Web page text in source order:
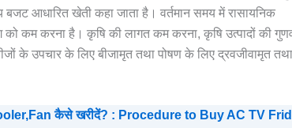
आधारित खेती कहा जाता है। वर्तमान समय में रासायनिक
कम करना है। कृषि की लागत कम करना, कृषि उत्पादों की
के उपचार के लिए बीजामृत तथा पोषण के लिए द्रवजीवामृत तथा
कैसे खरीदें? : Procedure to Buy AC TV